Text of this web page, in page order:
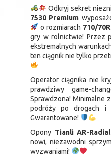
Odkryj sekret
7530 Premium
o rozmiarach 710/
gry w rolnictwie! Przez
ekstremalnych
ten ciągnik nie tylko
Operator ciągnika nie
prawdziwy game-
Sprawdzona! Minimalne
podróży po drogach i
Gwarantowane!
Opony Tianli AR-Radial
nowi, niezawodni
wyzwaniami!